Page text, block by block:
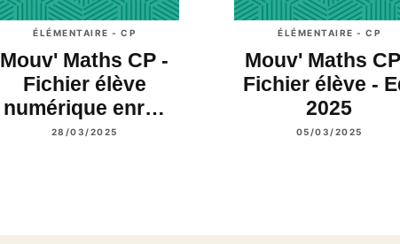
ÉLÉMENTAIRE - CP
Mouv' Maths CP -
Fichier élève
numérique enr…
28/03/2025
ÉLÉMENTAIRE - CP
Mouv' Maths
Fichier élève -
2025
05/03/2025